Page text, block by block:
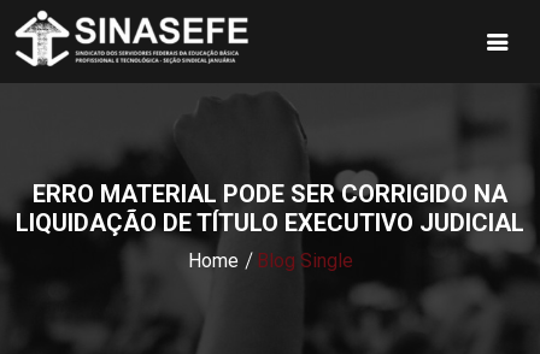
ERRO MATERIAL PODE SER CORRIGIDO NA
LIQUIDAÇÃO DE TÍTULO EXECUTIVO JUDICIAL
Home Blog Single